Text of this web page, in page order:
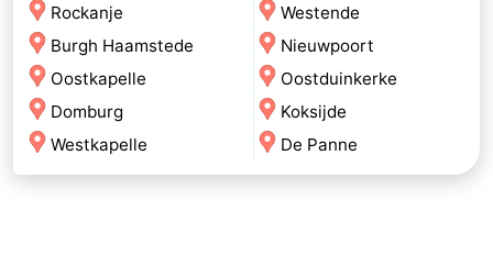
Rockanje
Burgh Haamstede
Oostkapelle
Domburg
Westkapelle
Westende
Nieuwpoort
Oostduinkerke
Koksijde
De Panne